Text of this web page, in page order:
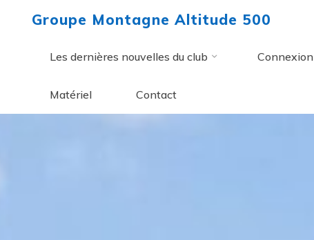
Groupe Montagne Altitude 500
Les dernières nouvelles du club Connexion
Matériel Contact